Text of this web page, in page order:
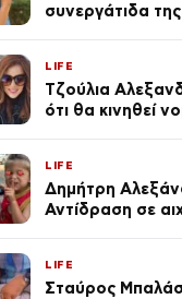
συνεργάτιδα
του Θεού»
LIFE
Τζούλια
ότι θα κινηθεί
LIFE
Δημήτρη
Αντίδραση σε
LIFE
Σταύρος